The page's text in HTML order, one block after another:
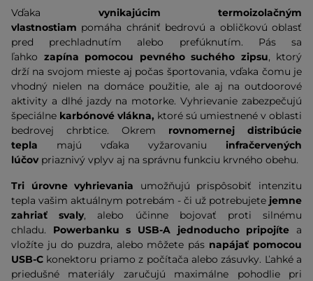
Vďaka vynikajúcim termoizolačným
vlastnostiam pomáha chrániť bedrovú a obličkovú oblasť
pred prechladnutím alebo prefúknutím. Pás sa
ľahko zapína pomocou pevného suchého zipsu, ktorý
drží na svojom mieste aj počas športovania, vďaka čomu je
vhodný nielen na domáce použitie, ale aj na outdoorové
aktivity a dlhé jazdy na motorke. Vyhrievanie zabezpečujú
špeciálne karbónové vlákna, ktoré sú umiestnené v oblasti
bedrovej chrbtice. Okrem rovnomernej distribúcie
tepla majú vďaka vyžarovaniu infračervených
lúčovpriaznivý vplyv aj na správnu funkciu krvného obehu.
Tri úrovne vyhrievania umožňujú prispôsobiť intenzitu
tepla vašim aktuálnym potrebám - či už potrebujete jemne
zahriať svaly, alebo účinne bojovať proti silnému
chladu. Powerbanku s USB-A jednoducho pripojíte a
vložíte ju do puzdra, alebo môžete pás napájať pomocou
USB-C konektoru priamo z počítača alebo zásuvky. Ľahké a
priedušné materiály zaručujú maximálne pohodlie pri